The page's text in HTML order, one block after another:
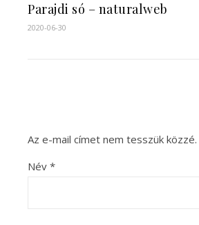
Parajdi só – naturalweb
2020-06-30
Az e-mail címet nem tesszük közzé.
Név *